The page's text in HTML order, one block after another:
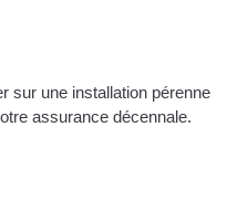
sur une installation pérenne
assurance décennale.